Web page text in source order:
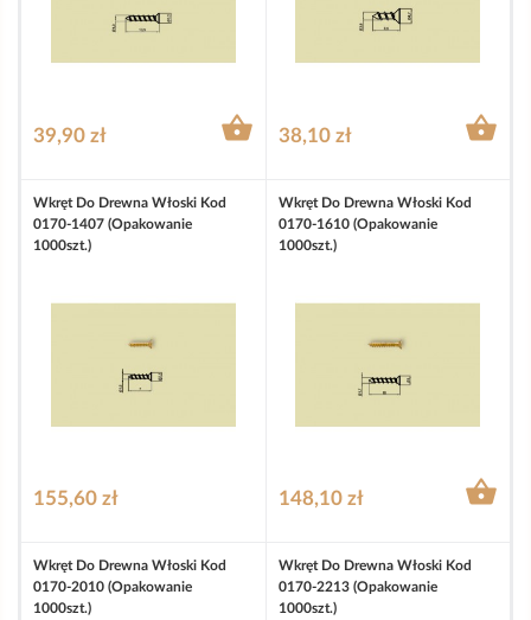
39,90 zł  38,10 zł 
Wkręt Do Drewna Włoski Kod
0170-1407 (opakowanie
1000szt.)
155,60 zł
Wkręt Do Drewna Włoski Kod
0170-1610 (opakowanie
1000szt.)
148,10 zł 
Wkręt Do Drewna Włoski Kod
0170-2010 (opakowanie
1000szt.)
Wkręt Do Drewna Włoski Kod
0170-2213 (opakowanie
1000szt.)